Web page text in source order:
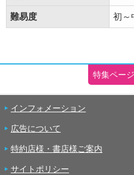
難易度 初～
特集ペー
インフォメーション
広告について
特約店様・書店様ご案内
サイトポリシー